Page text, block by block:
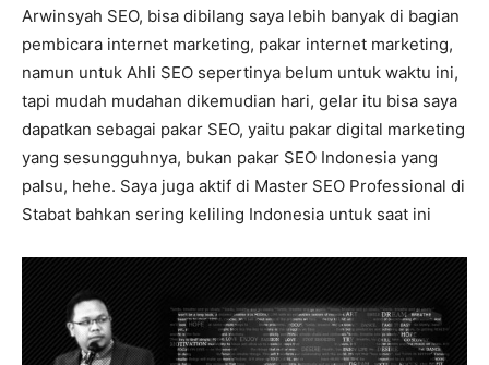
Arwinsyah SEO, bisa dibilang saya lebih banyak di bagian
pembicara internet marketing, pakar internet marketing,
namun untuk Ahli SEO sepertinya belum untuk waktu ini,
tapi mudah mudahan dikemudian hari, gelar itu bisa saya
dapatkan sebagai pakar SEO, yaitu pakar digital marketing
yang sesungguhnya, bukan pakar SEO Indonesia yang
palsu, hehe. Saya juga aktif di Master SEO Professional di
Stabat bahkan sering keliling Indonesia untuk saat ini